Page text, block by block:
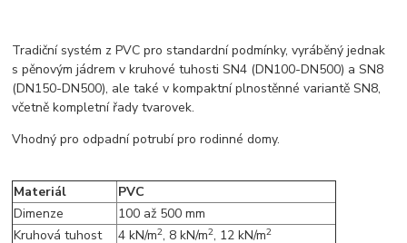
Tradiční systém z PVC pro standardní podmínky, vyráběný jednak
s pěnovým jádrem v kruhové tuhosti SN4 (DN100-DN500) a SN8
(DN150-DN500), ale také v kompaktní plnostěnné variantě SN8,
včetně kompletní řady tvarovek.
Vhodný pro odpadní potrubí pro rodinné domy.
Materiál
PVC
Dimenze
100 až 500 mm
Kruhová tuhost
4 kN/m2, 8 kN/m2, 12 kN/m2